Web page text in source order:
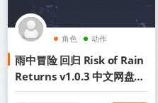
角色 动作
雨中冒险 回归 Risk of Rain
Returns v1.0.3 中文网盘下
载